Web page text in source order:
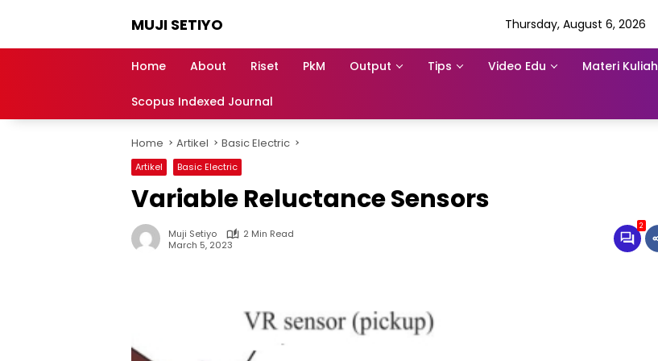
MUJI SETIYO
Bersama,
Thursday, August 6, 2026
Home About Riset PkM Output Tips Video Edu Materi Kuliah
Scopus Indexed Journal
Home Artikel Basic Electric
Artikel Basic Electric
Variable Reluctance Sensors
Muji Setiyo
2 Min Read
March 5, 2023
2